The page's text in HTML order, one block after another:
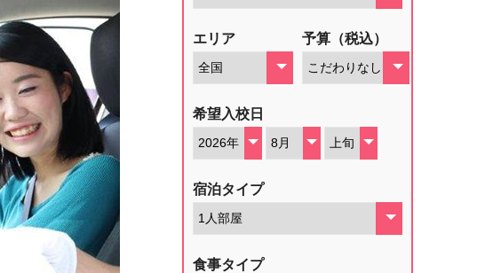
エリア 予算（税込）
希望入校日
宿泊タイプ
食事タイプ